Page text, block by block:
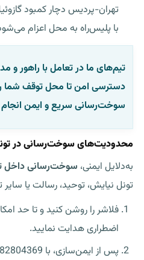
تهران-پردیس دچار کمبود
با پلیس‌راه به محل اعزام
تیم‌های ما در تعامل با راهور و
دسترسی امن تا محل توقف شما
سوخت‌رسانی سریع و ایمن
محدودیت‌های سوخت‌رسانی در
به‌دلایل ایمنی، سوخت‌رسانی داخل
تونل نیایش، توحید، رسالت یا
فلاشر را روشن کنید و تا حد
اضطراری هدایت نمایید.